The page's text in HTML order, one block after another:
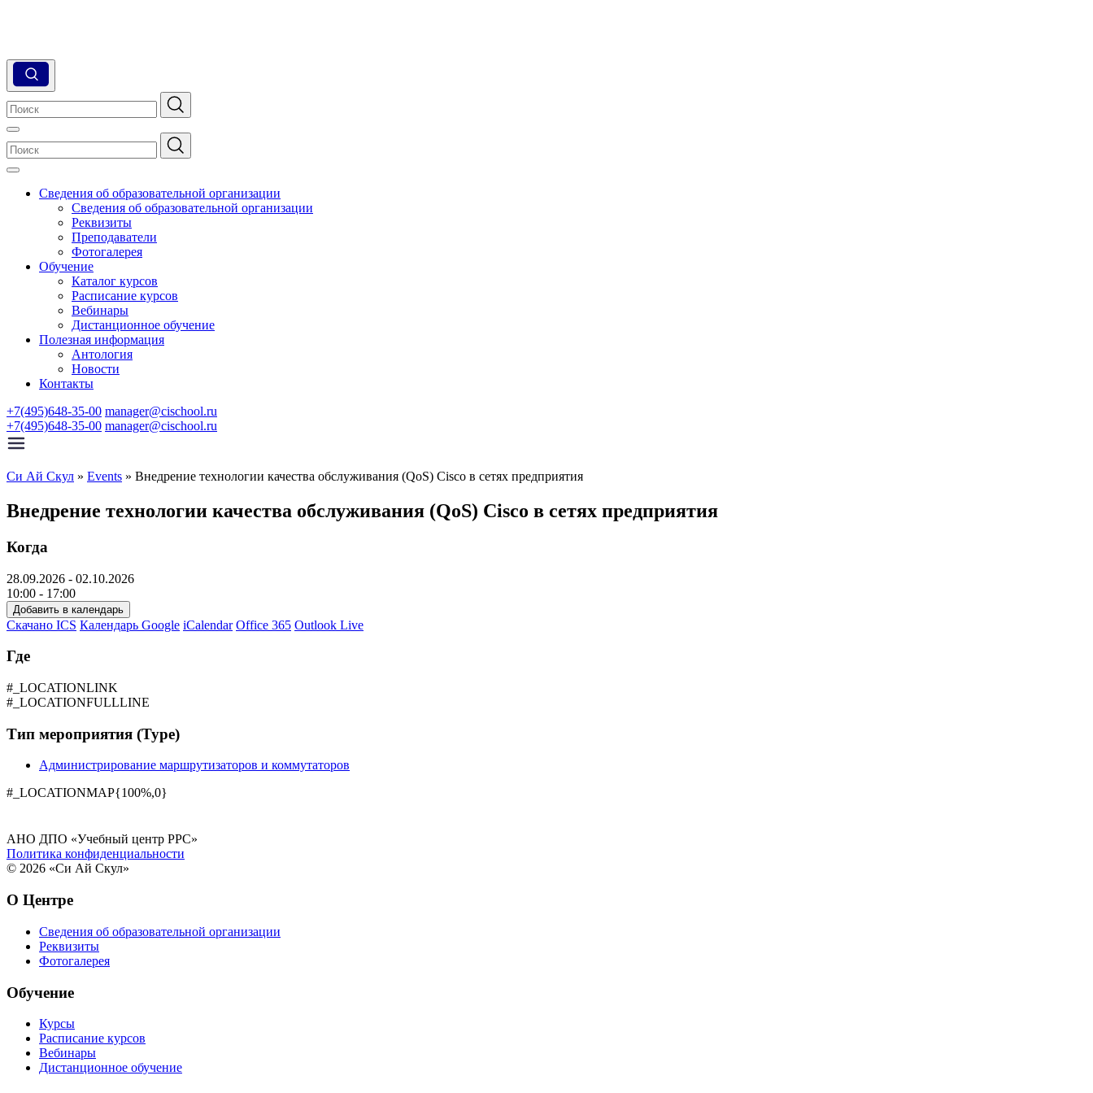
Сведения об образовательной организации
Сведения об образовательной организации
Реквизиты
Преподаватели
Фотогалерея
Обучение
Каталог курсов
Расписание курсов
Вебинары
Дистанционное обучение
Полезная информация
Антология
Новости
Контакты
+7(495)648-35-00 manager@cischool.ru
+7(495)648-35-00 manager@cischool.ru
Си Ай Скул » Events » Внедрение технологии качества обслуживания (QoS) Cisco в сетях предприятия
Внедрение технологии качества обслуживания (QoS) Cisco в сетях предприятия
Когда
28.09.2026 - 02.10.2026
10:00 - 17:00
Добавить в календарь
Скачано ICS Календарь Google iCalendar Office 365 Outlook Live
Где
#_LOCATIONLINK
#_LOCATIONFULLLINE
Тип мероприятия (Type)
Администрирование маршрутизаторов и коммутаторов
#_LOCATIONMAP{100%,0}
АНО ДПО «Учебный центр РРС»
Политика конфиденциальности
© 2026 «Си Ай Скул»
О Центре
Сведения об образовательной организации
Реквизиты
Фотогалерея
Обучение
Курсы
Расписание курсов
Вебинары
Дистанционное обучение